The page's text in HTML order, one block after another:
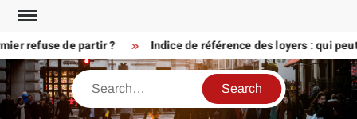
Skip
contentrefuse de partir ? Indice de référence des loyers : qui
Search